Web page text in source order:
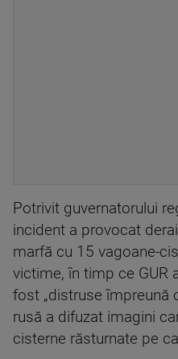
Potrivit guvernatorului
incident a provocat
marfă cu 15 vagoane-
victime, în timp ce GUR
fost „distruse împreună
rusă a difuzat imagini
cisterne răsturnate pe